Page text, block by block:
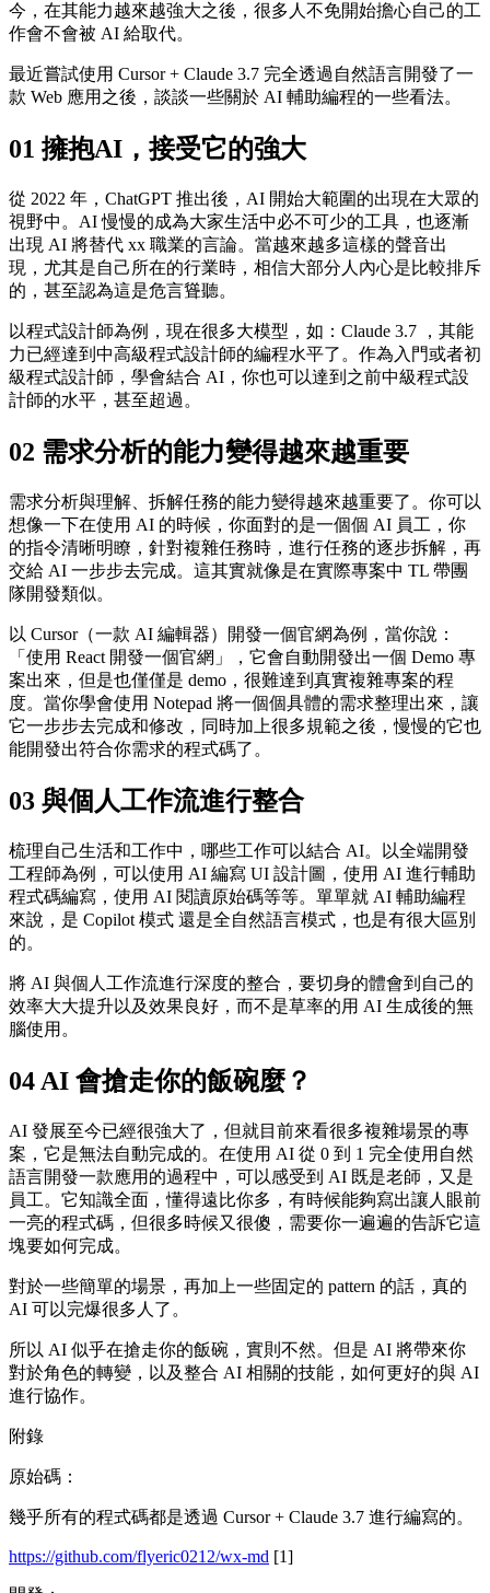
今，在其能力越來越強大之後，很多人不免開始擔心自己的工
作會不會被 AI 給取代。
最近嘗試使用 Cursor + Claude 3.7 完全透過自然語言開發了一
款 Web 應用之後，談談一些關於 AI 輔助編程的一些看法。
01 擁抱AI，接受它的強大
從 2022 年，ChatGPT 推出後，AI 開始大範圍的出現在大眾的
視野中。AI 慢慢的成為大家生活中必不可少的工具，也逐漸
出現 AI 將替代 xx 職業的言論。當越來越多這樣的聲音出
現，尤其是自己所在的行業時，相信大部分人內心是比較排斥
的，甚至認為這是危言聳聽。
以程式設計師為例，現在很多大模型，如：Claude 3.7 ，其能
力已經達到中高級程式設計師的編程水平了。作為入門或者初
級程式設計師，學會結合 AI，你也可以達到之前中級程式設
計師的水平，甚至超過。
02 需求分析的能力變得越來越重要
需求分析與理解、拆解任務的能力變得越來越重要了。你可以
想像一下在使用 AI 的時候，你面對的是一個個 AI 員工，你
的指令清晰明瞭，針對複雜任務時，進行任務的逐步拆解，再
交給 AI 一步步去完成。這其實就像是在實際專案中 TL 帶團
隊開發類似。
以 Cursor（一款 AI 編輯器）開發一個官網為例，當你說：
「使用 React 開發一個官網」，它會自動開發出一個 Demo 專
案出來，但是也僅僅是 demo，很難達到真實複雜專案的程
度。當你學會使用 Notepad 將一個個具體的需求整理出來，讓
它一步步去完成和修改，同時加上很多規範之後，慢慢的它也
能開發出符合你需求的程式碼了。
03 與個人工作流進行整合
梳理自己生活和工作中，哪些工作可以結合 AI。以全端開發
工程師為例，可以使用 AI 編寫 UI 設計圖，使用 AI 進行輔助
程式碼編寫，使用 AI 閱讀原始碼等等。單單就 AI 輔助編程
來說，是 Copilot 模式 還是全自然語言模式，也是有很大區別
的。
將 AI 與個人工作流進行深度的整合，要切身的體會到自己的
效率大大提升以及效果良好，而不是草率的用 AI 生成後的無
腦使用。
04 AI 會搶走你的飯碗麼？
AI 發展至今已經很強大了，但就目前來看很多複雜場景的專
案，它是無法自動完成的。在使用 AI 從 0 到 1 完全使用自然
語言開發一款應用的過程中，可以感受到 AI 既是老師，又是
員工。它知識全面，懂得遠比你多，有時候能夠寫出讓人眼前
一亮的程式碼，但很多時候又很傻，需要你一遍遍的告訴它這
塊要如何完成。
對於一些簡單的場景，再加上一些固定的 pattern 的話，真的
AI 可以完爆很多人了。
所以 AI 似乎在搶走你的飯碗，實則不然。但是 AI 將帶來你
對於角色的轉變，以及整合 AI 相關的技能，如何更好的與 AI
進行協作。
附錄
原始碼：
幾乎所有的程式碼都是透過 Cursor + Claude 3.7 進行編寫的。
https://github.com/flyeric0212/wx-md [1]